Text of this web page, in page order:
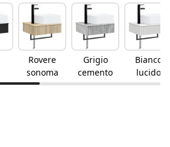
Rovere
sonoma
Grigio
cemento
Bianco
lucido